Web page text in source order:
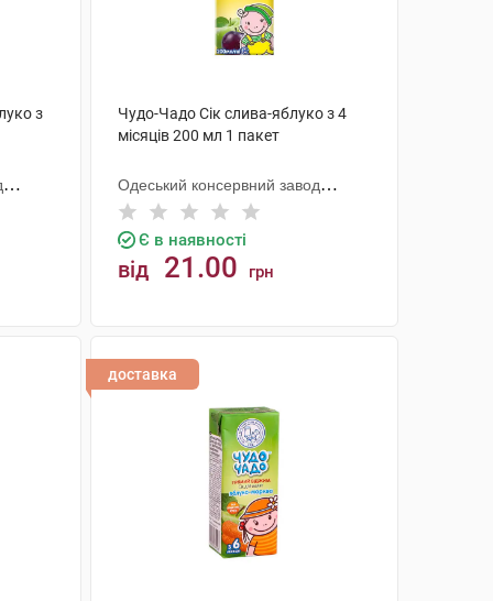
з
Чудо-Чадо Сік слива-яблуко з 4
місяців 200 мл 1 пакет
Одеський консервний завод
дитячого харчування
Є в наявності
від 21.00 грн
доставка